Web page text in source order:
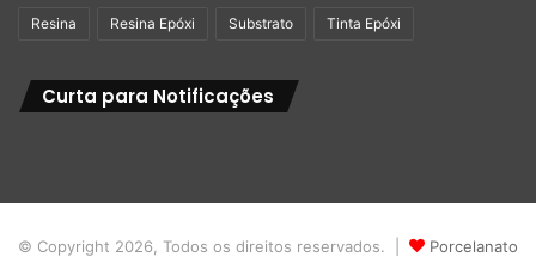
Resina Resina Epóxi Substrato Tinta Epóxi
Curta para Notificações
© Copyright 2026, Todos os direitos reservados. | Porcelanato